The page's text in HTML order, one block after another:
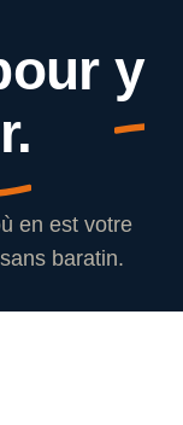
y
en est votre
baratin.